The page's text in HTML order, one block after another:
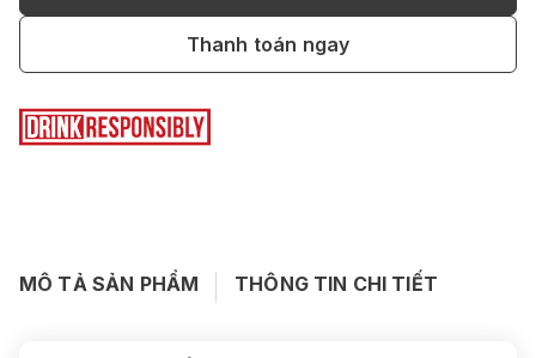
Thanh toán ngay
MÔ TẢ SẢN PHẨM THÔNG TIN CHI TIẾT